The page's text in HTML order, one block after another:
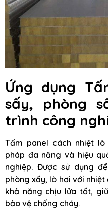
Ứng dụng
sấy, phòng
trình công
Tấm panel cách nhiệt
pháp đa năng và hiệu
nghiệp. Được sử dụng
phòng xấy, lò hơi với
khả năng chịu lửa tốt,
bảo vệ chống cháy.